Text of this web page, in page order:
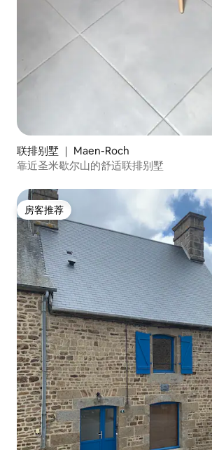
联排别墅 ｜ Maen-Roch
靠近圣米歇尔山的舒适联排别墅
房客推荐
房客推荐